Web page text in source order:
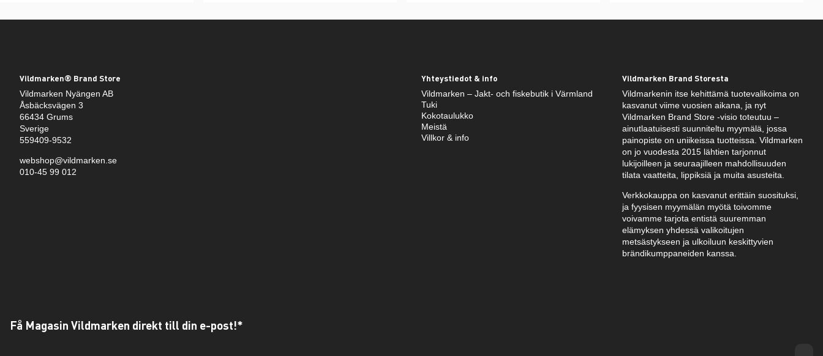
Vildmarken® Brand Store
Vildmarken Nyängen AB
Åsbäcksvägen 3
66434 Grums
Sverige
559409-9532
webshop@vildmarken.se
010-45 99 012
Yhteystiedot & info
Vildmarken – Jakt- och fiskebutik i Värmland
Tuki
Kokotaulukko
Meistä
Villkor & info
Vildmarken Brand Storesta
Vildmarkenin itse kehittämä tuotevalikoima on
kasvanut viime vuosien aikana, ja nyt
Vildmarken Brand Store -visio toteutuu –
ainutlaatuisesti suunniteltu myymälä, jossa
painopiste on uniikeissa tuotteissa. Vildmarken
on jo vuodesta 2015 lähtien tarjonnut
lukijoilleen ja seuraajilleen mahdollisuuden
tilata vaatteita, lippiksiä ja muita asusteita.
Verkkokauppa on kasvanut erittäin suosituksi,
ja fyysisen myymälän myötä toivomme
voivamme tarjota entistä suuremman
elämyksen yhdessä valikoitujen
metsästykseen ja ulkoiluun keskittyvien
brändikumppaneiden kanssa.
Få Magasin Vildmarken direkt till din e-post!*